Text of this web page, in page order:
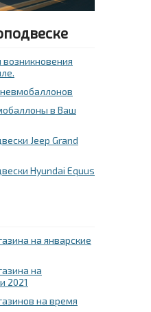
в Ваш
Jeep Grand
Hyundai Equus
на январские
на
2021
на время